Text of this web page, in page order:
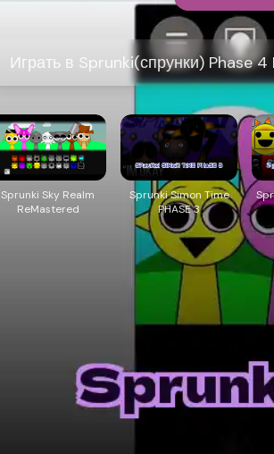
Играть в Sprunki(спрунки) Phase
Sprunki Sky Realm
ReMastered
Sprunki Simon Time
PHASE 3